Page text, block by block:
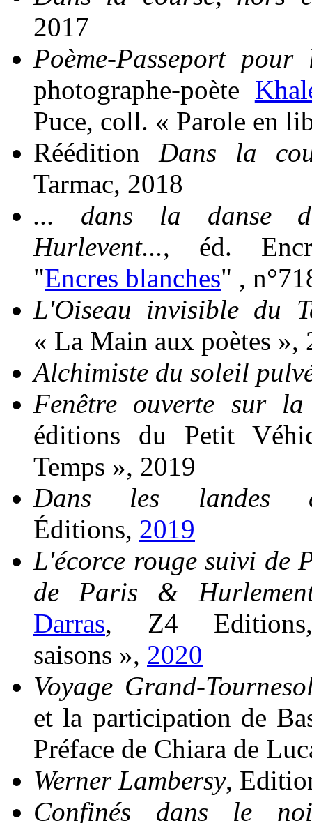
2017
Poème-Passeport pour
photographe-poète
Puce, coll. « Parole en
Réédition Dans la
Tarmac, 2018
... dans la danse
Hurlevent..., éd.
"Encres blanches" ,
L'Oiseau invisible du
« La Main aux poètes »,
Alchimiste du soleil
Fenêtre ouverte sur
éditions du Petit
Temps », 2019
Dans les landes
Éditions, 2019
L'écorce rouge suivi de
de Paris &
Darras, Z4
saisons », 2020
Voyage Grand-
et la participation de
Préface de Chiara de
Werner Lambersy,
Confinés dans le